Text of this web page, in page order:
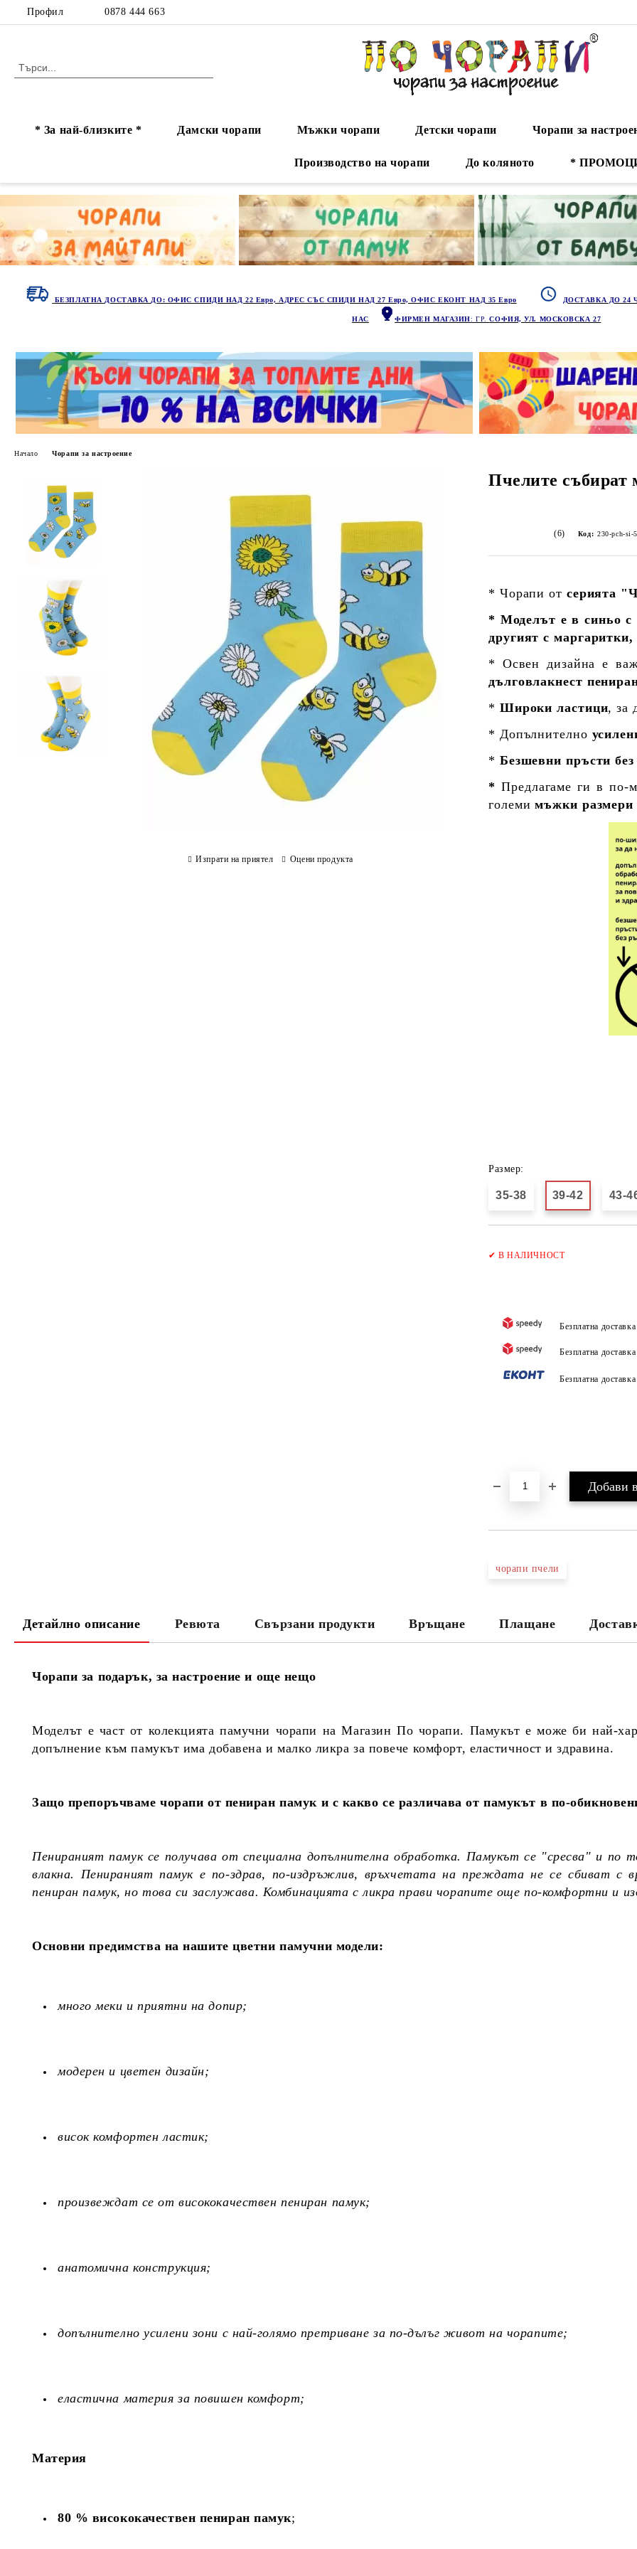
Профил 0878 444 663
* За най-близките * Дамски чорапи Мъжки чорапи Детски чорапи Чорапи за
Производство на чорапи До коляното *
БЕЗПЛАТНА ДОСТАВКА ДО: ОФИС СПИДИ НАД 22 Евро, АДРЕС СЪС СПИДИ НАД 27 Евро, ОФИС ЕКОНТ НАД 35 Евро ДОСТАВКА ДО 24
НАС ФИРМЕН МАГАЗИН: ГР.СОФИЯ, УЛ. МОСКОВСКА 27
Начало Чорапи за настроение
Пчелите събират
(6) Код: 230-pch-si-
* Чорапи от серията
* Моделът е в синьо с
другият с
* Освен дизайна е
дълговлакнест
* Широки ластици, за
* Допълнително
* Безшевни пръсти
*Предлагаме ги в по-
големи мъжки размери
Размер:
35-38 39-42 43-
✔В НАЛИЧНОСТ
Безплатна
Безплатна
Безплатна
чорапи пчели
Изпрати на приятел Оцени продукта
Детайлно описание Ревюта Свързани продукти Връщане Плащане
Чорапи за подарък, за настроение и още нещо
Моделът е част от колекцията памучни чорапи на Магазин По чорапи. Памукът е може би най-
допълнение към памукът има добавена и малко ликра за повече комфорт, еластичност и здравина.
Защо препоръчваме чорапи от пениран памук и с какво се различава от памукът в по-
Пенираният памук се получава от специална допълнителна обработка. Памукът се "сресва" и по
влакна. Пенираният памук е по-здрав, по-издръжлив, връхчетата на преждата не се сбиват с
пениран памук, но това си заслужава. Комбинацията с ликра прави чорапите още по-комфортни и
Основни предимства на нашите цветни памучни модели:
много меки и приятни на допир;
модерен и цветен дизайн;
висок комфортен ластик;
произвеждат се от висококачествен пениран памук;
анатомична конструкция;
допълнително усилени зони с най-голямо претриване за по-дълъг живот на чорапите;
еластична материя за повишен комфорт;
Материя
80 % висококачествен пениран памук;